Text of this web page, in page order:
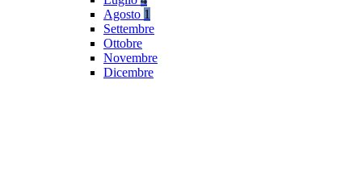
Agosto 1
Settembre
Ottobre
Novembre
Dicembre